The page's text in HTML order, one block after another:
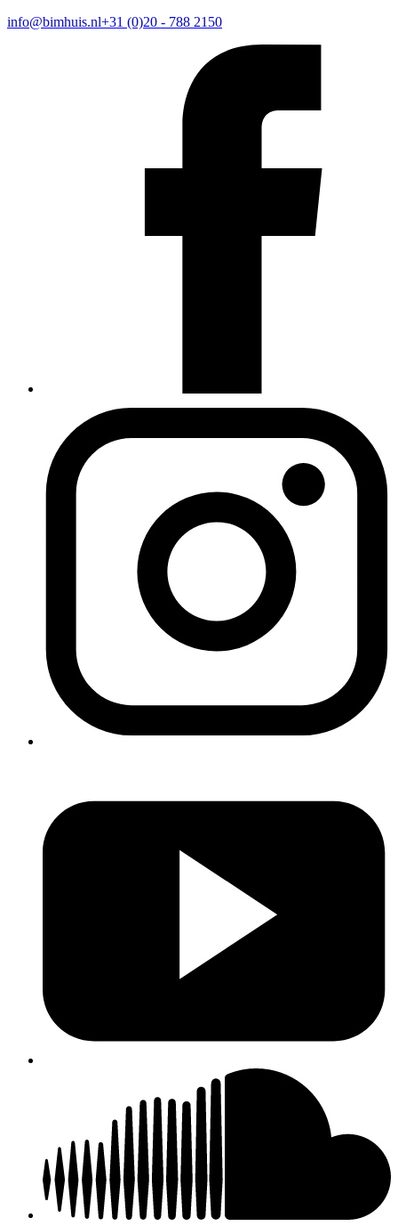
info@bimhuis.nl+31 (0)20 - 788 2150